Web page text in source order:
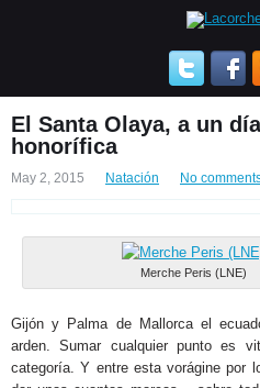
El Santa Olaya, a un
honorífica
May 2, 2015 Natación No
Merche Peris (LNE)
Gijón y Palma de Mallorca el
arden. Sumar cualquier punto es
categoría. Y entre esta vorágine por